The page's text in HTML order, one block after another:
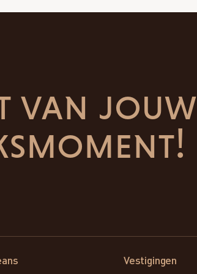
van jouw
Vestigingen